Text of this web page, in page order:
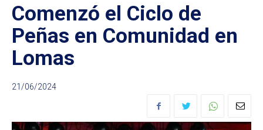
Comenzó el Ciclo de
Peñas en Comunidad en
Lomas
21/06/2024